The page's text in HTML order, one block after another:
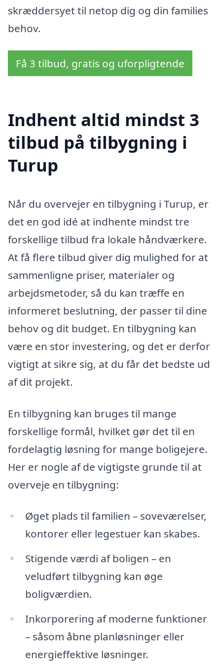
skræddersyet til netop dig og din families
behov.
Få 3 tilbud, gratis og uforpligtende
Indhent altid mindst 3
tilbud på tilbygning i
Turup
Når du overvejer en tilbygning i Turup, er
det en god idé at indhente mindst tre
forskellige tilbud fra lokale håndværkere.
At få flere tilbud giver dig mulighed for at
sammenligne priser, materialer og
arbejdsmetoder, så du kan træffe en
informeret beslutning, der passer til dine
behov og dit budget. En tilbygning kan
være en stor investering, og det er derfor
vigtigt at sikre sig, at du får det bedste ud
af dit projekt.
En tilbygning kan bruges til mange
forskellige formål, hvilket gør det til en
fordelagtig løsning for mange boligejere.
Her er nogle af de vigtigste grunde til at
overveje en tilbygning:
Øget plads til familien – soveværelser,
kontorer eller legestuer kan skabes.
Stigende værdi af boligen – en
veludført tilbygning kan øge
boligværdien.
Inkorporering af moderne funktioner
– såsom åbne planløsninger eller
energieffektive løsninger.